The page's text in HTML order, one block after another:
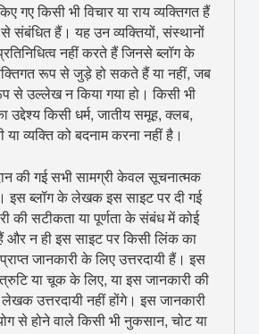
गए किसी भी विचार या राय व्यक्तिगत हैं
हैं। यह उन व्यक्तियों, संस्थानों
नहीं करते हैं जिनसे ब्लॉग के
रूप से जुड़े हो सकते हैं या नहीं, जब
से उल्लेख न किया गया हो। किसी भी
उद्देश्य किसी धर्म, जातीय समूह, क्लब,
व्यक्ति को बदनाम करना नहीं है।
की गई सभी सामग्री केवल सूचनात्मक
इस ब्लॉग के लेखक इस साइट पर दी गई
की सटीकता या पूर्णता के संबंध में कोई
और न ही इस साइट पर किसी लिंक का
जानकारी के लिए उत्तरदायी हैं। इस
या चूक के लिए, या इस जानकारी की
उत्तरदायी नहीं होंगे। इस जानकारी
से होने वाले किसी भी नुकसान, चोट या